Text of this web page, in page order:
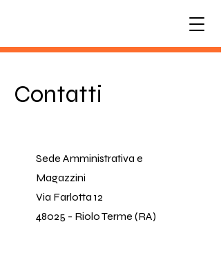
Contatti
Sede Amministrativa e
Magazzini
Via Farlotta 12
48025 - Riolo Terme (RA)